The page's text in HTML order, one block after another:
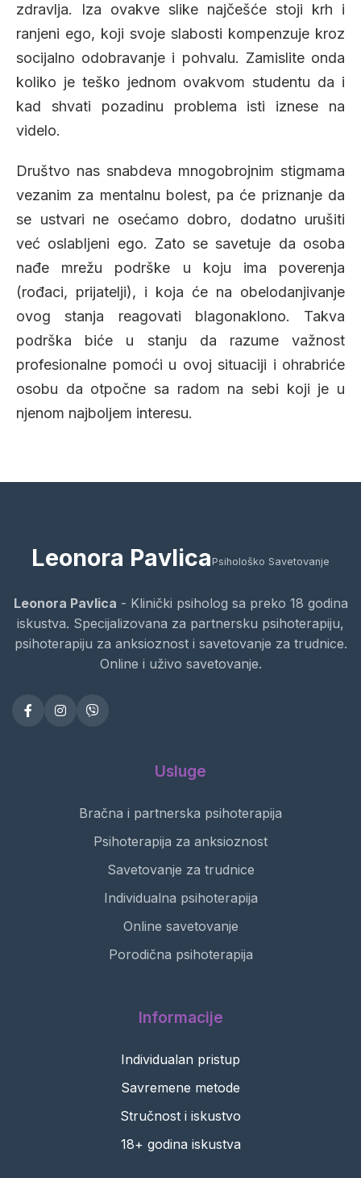
zdravlja. Iza ovakve slike najčešće stoji krh i
ranjeni ego, koji svoje slabosti kompenzuje kroz
socijalno odobravanje i pohvalu. Zamislite onda
koliko je teško jednom ovakvom studentu da i
kad shvati pozadinu problema isti iznese na
videlo.
Društvo nas snabdeva mnogobrojnim stigmama
vezanim za mentalnu bolest, pa će priznanje da
se ustvari ne osećamo dobro, dodatno urušiti
već oslabljeni ego. Zato se savetuje da osoba
nađe mrežu podrške u koju ima poverenja
(rođaci, prijatelji), i koja će na obelodanjivanje
ovog stanja reagovati blagonaklono. Takva
podrška biće u stanju da razume važnost
profesionalne pomoći u ovoj situaciji i ohrabriće
osobu da otpočne sa radom na sebi koji je u
njenom najboljem interesu.
Leonora Pavlica Psihološko Savetovanje
Leonora Pavlica - Klinički psiholog sa preko 18 godina
iskustva. Specijalizovana za partnersku psihoterapiju,
psihoterapiju za anksioznost i savetovanje za trudnice.
Online i uživo savetovanje.
Usluge
Bračna i partnerska psihoterapija
Psihoterapija za anksioznost
Savetovanje za trudnice
Individualna psihoterapija
Online savetovanje
Porodična psihoterapija
Informacije
Individualan pristup
Savremene metode
Stručnost i iskustvo
18+ godina iskustva